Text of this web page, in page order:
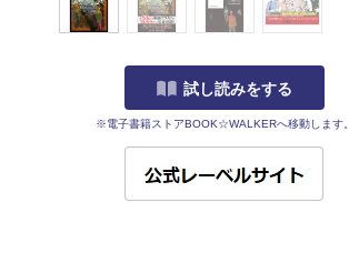
試し読みをする
※電子書籍ストアBOOK☆WALKERへ移動します。